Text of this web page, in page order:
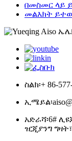
በመስመር ላይ
መልእክት
ስልክ፡+ 86-
ኢሜይል፡
አድራሻ፡6#
ዢጂያንግ